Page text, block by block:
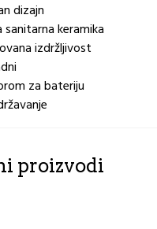
dizajn
sanitarna keramika
izdržljivost
za bateriju
proizvodi